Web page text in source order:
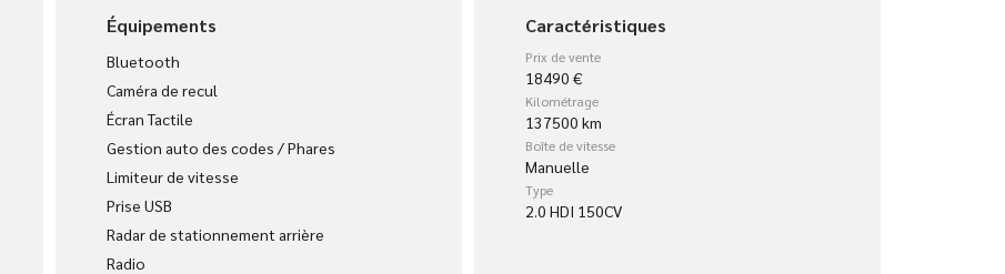
Équipements
Bluetooth
Caméra de recul
Écran Tactile
Gestion auto des codes / Phares
Limiteur de vitesse
Prise USB
Radar de stationnement arrière
Radio
Caractéristiques
Prix de vente
18490 €
Kilométrage
137500 km
Boîte de vitesse
Manuelle
Type
2.0 HDI 150CV